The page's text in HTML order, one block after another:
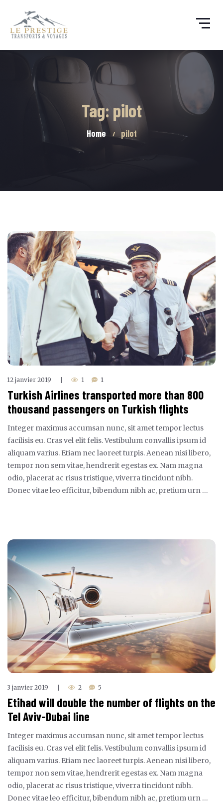
Tag: pilot
Home pilot
12 janvier 2019 1 1
Turkish Airlines transported more than 800
thousand passengers on Turkish flights
Integer maximus accumsan nunc, sit amet tempor lectus
facilisis eu. Cras vel elit felis. Vestibulum convallis ipsum id
aliquam varius. Etiam nec laoreet turpis. Aenean nisi libero,
tempor non sem vitae, hendrerit egestas ex. Nam magna
odio, placerat ac risus tristique, viverra tincidunt nibh.
Donec vitae leo efficitur, bibendum nibh ac, pretium urn …
3 janvier 2019 2 5
Etihad will double the number of flights on the
Tel Aviv-Dubai line
Integer maximus accumsan nunc, sit amet tempor lectus
facilisis eu. Cras vel elit felis. Vestibulum convallis ipsum id
aliquam varius. Etiam nec laoreet turpis. Aenean nisi libero,
tempor non sem vitae, hendrerit egestas ex. Nam magna
odio, placerat ac risus tristique, viverra tincidunt nibh.
Donec vitae leo efficitur, bibendum nibh ac, pretium urn …